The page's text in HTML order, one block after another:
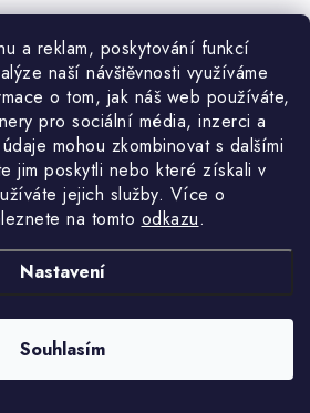
a reklam, poskytování funkcí
naší návštěvnosti využíváme
o tom, jak náš web používáte,
pro sociální média, inzerci a
mohou zkombinovat s dalšími
jim poskytli nebo které získali v
jejich služby. Více o
na tomto odkazu.
Nastavení
Souhlasím
Skladem
pro svařování běžných a kritických
oceli. Průměr: 3,2mm, délka: 350mm,